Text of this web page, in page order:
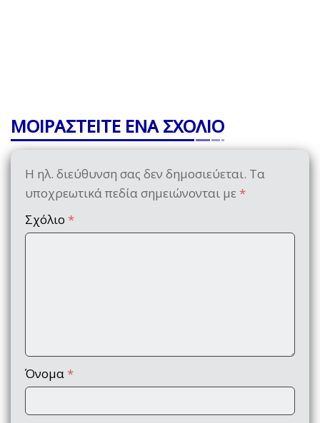
ΜΟΙΡΑΣΤΕΙΤΕ ΕΝΑ ΣΧΟΛΙΟ
Η ηλ. διεύθυνση σας δεν δημοσιεύεται. Τα
υποχρεωτικά πεδία σημειώνονται με *
Σχόλιο *
Όνομα *